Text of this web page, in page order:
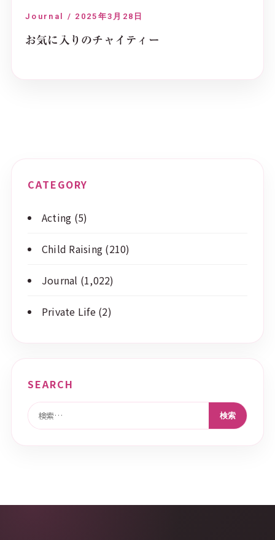
Journal / 2025年3月28日
お気に入りのチャイティー
CATEGORY
Acting (5)
Child Raising (210)
Journal (1,022)
Private Life(2)
SEARCH
検索: